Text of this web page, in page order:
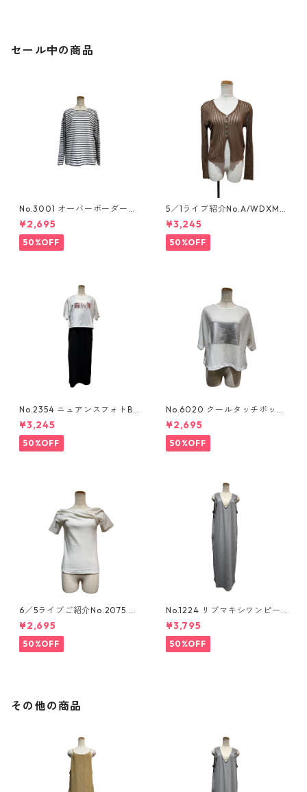
セール中の商品
No.3001 オーバーボーダーカ
ットソー
¥2,695
50%OFF
5／1ライブ紹介No.A/WDXM-
777 シアーリブ編みニットカー
ディガン
¥3,245
50%OFF
No.2354 ニュアンスフォトBO
Xtee
¥3,245
50%OFF
No.6020 クールタッチボック
スロゴtee
¥2,695
50%OFF
6／5ライブご紹介No.2075 ア
シンメトリーカットソー
¥2,695
50%OFF
No.1224 リブマキシワンピー
ス
¥3,795
50%OFF
その他の商品